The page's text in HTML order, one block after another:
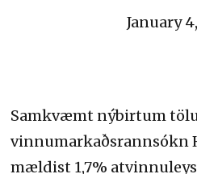
January
Samkvæmt nýbirtum
vinnumarkaðsrannsókn
mældist 1,7%